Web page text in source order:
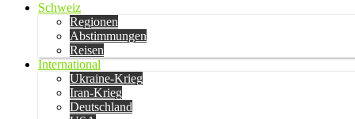
Schweiz
Regionen
Abstimmungen
Reisen
International
Ukraine-Krieg
Iran-Krieg
Deutschland